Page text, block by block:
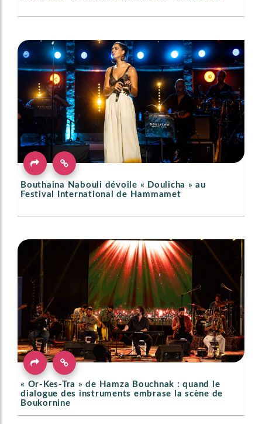
Bouthaina Nabouli dévoile « Doulicha » au
Festival International de Hammamet
« Or-Kes-Tra » de Hamza Bouchnak : quand le
dialogue des instruments embrase la scène de
Boukornine